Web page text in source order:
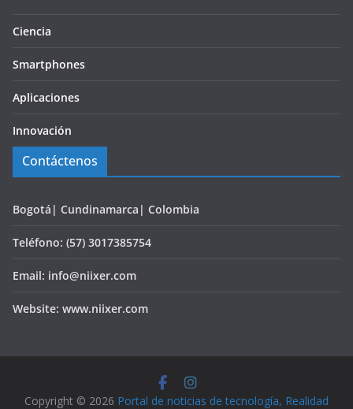
Ciencia
Smartphones
Aplicaciones
Innovación
Contáctenos
Bogotá| Cundinamarca| Colombia
Teléfono: (57) 3017385754
Email: info@niixer.com
Website: www.niixer.com
Copyright © 2026 Portal de noticias de tecnología, Realidad